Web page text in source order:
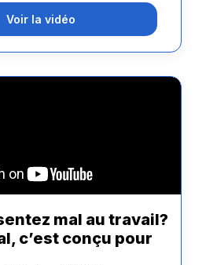
Voir la vidéo
mal au travail?
c’est conçu pour